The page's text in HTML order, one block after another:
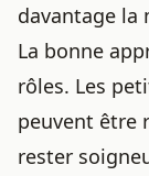
davantage la
La bonne
rôles. Les
peuvent être
rester